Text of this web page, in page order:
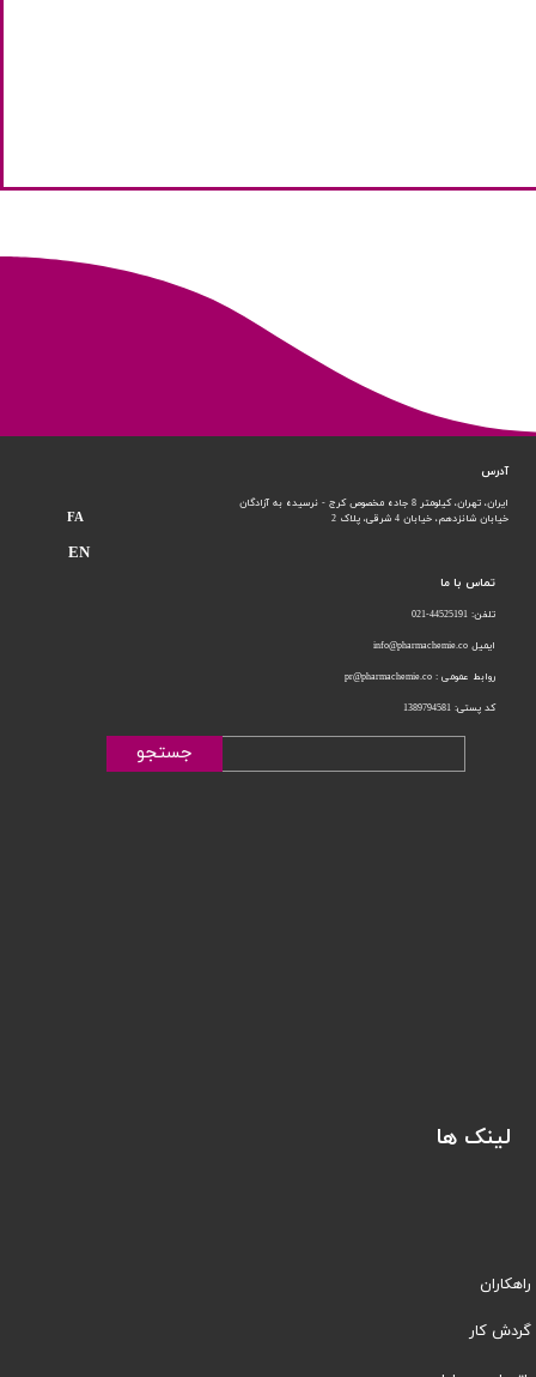
تماس با ما
تلفن: 44525191-021
ایمیل info@pharmachemie.co
روابط عمومی : pr@pharmachemie.co
کد پستی: 1389794581
آدرس
ایران، تهران، کیلومتر 8 جاده مخصوص کرج - نرسیده به آزادگان
خیابان شانزدهم، خیابان 4 شرقی، پلاک 2
جستجو
لینک ها
راهکاران
​​گردش کار
FA